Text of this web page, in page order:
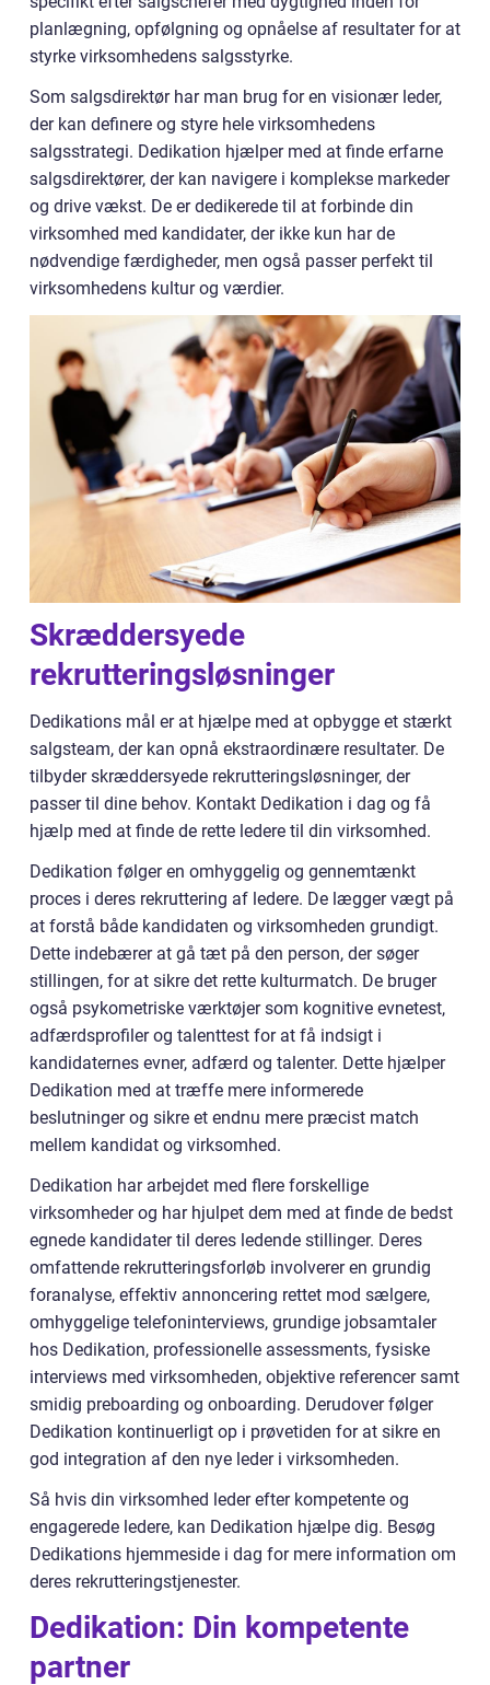
planlægning, opfølgning og opnåelse af resultater for at
styrke virksomhedens salgsstyrke.
Som salgsdirektør har man brug for en visionær leder,
der kan definere og styre hele virksomhedens
salgsstrategi. Dedikation hjælper med at finde erfarne
salgsdirektører, der kan navigere i komplekse markeder
og drive vækst. De er dedikerede til at forbinde din
virksomhed med kandidater, der ikke kun har de
nødvendige færdigheder, men også passer perfekt til
virksomhedens kultur og værdier.
Skræddersyede
rekrutteringsløsninger
Dedikations mål er at hjælpe med at opbygge et stærkt
salgsteam, der kan opnå ekstraordinære resultater. De
tilbyder skræddersyede rekrutteringsløsninger, der
passer til dine behov. Kontakt Dedikation i dag og få
hjælp med at finde de rette ledere til din virksomhed.
Dedikation følger en omhyggelig og gennemtænkt
proces i deres rekruttering af ledere. De lægger vægt på
at forstå både kandidaten og virksomheden grundigt.
Dette indebærer at gå tæt på den person, der søger
stillingen, for at sikre det rette kulturmatch. De bruger
også psykometriske værktøjer som kognitive evnetest,
adfærdsprofiler og talenttest for at få indsigt i
kandidaternes evner, adfærd og talenter. Dette hjælper
Dedikation med at træffe mere informerede
beslutninger og sikre et endnu mere præcist match
mellem kandidat og virksomhed.
Dedikation har arbejdet med flere forskellige
virksomheder og har hjulpet dem med at finde de bedst
egnede kandidater til deres ledende stillinger. Deres
omfattende rekrutteringsforløb involverer en grundig
foranalyse, effektiv annoncering rettet mod sælgere,
omhyggelige telefoninterviews, grundige jobsamtaler
hos Dedikation, professionelle assessments, fysiske
interviews med virksomheden, objektive referencer samt
smidig preboarding og onboarding. Derudover følger
Dedikation kontinuerligt op i prøvetiden for at sikre en
god integration af den nye leder i virksomheden.
Så hvis din virksomhed leder efter kompetente og
engagerede ledere, kan Dedikation hjælpe dig. Besøg
Dedikations hjemmeside i dag for mere information om
deres rekrutteringstjenester.
Dedikation: Din kompetente
partner